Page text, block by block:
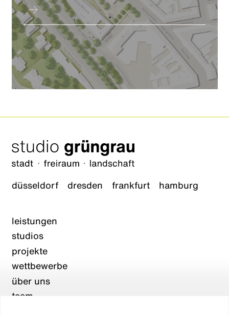
düsseldorf dresden frankfurt hamburg
leistungen
studios
projekte
wettbewerbe
über uns
team